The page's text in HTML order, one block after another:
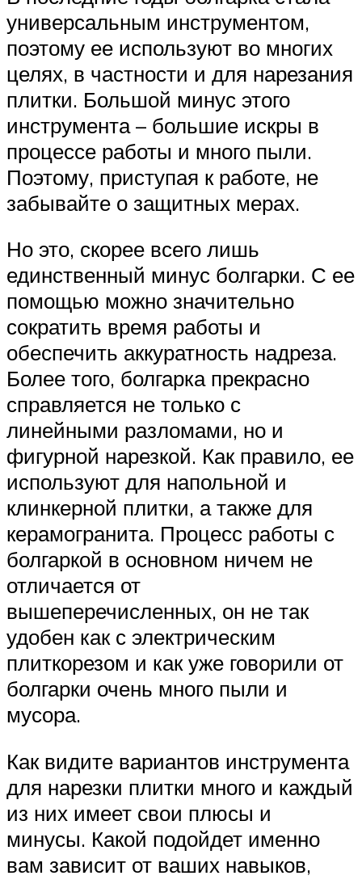
универсальным инструментом,
поэтому ее используют во многих
целях, в частности и для нарезания
плитки. Большой минус этого
инструмента – большие искры в
процессе работы и много пыли.
Поэтому, приступая к работе, не
забывайте о защитных мерах.
Но это, скорее всего лишь
единственный минус болгарки. С ее
помощью можно значительно
сократить время работы и
обеспечить аккуратность надреза.
Более того, болгарка прекрасно
справляется не только с
линейными разломами, но и
фигурной нарезкой. Как правило, ее
используют для напольной и
клинкерной плитки, а также для
керамогранита. Процесс работы с
болгаркой в основном ничем не
отличается от
вышеперечисленных, он не так
удобен как с электрическим
плиткорезом и как уже говорили от
болгарки очень много пыли и
мусора.
Как видите вариантов инструмента
для нарезки плитки много и каждый
из них имеет свои плюсы и
минусы. Какой подойдет именно
вам зависит от ваших навыков,